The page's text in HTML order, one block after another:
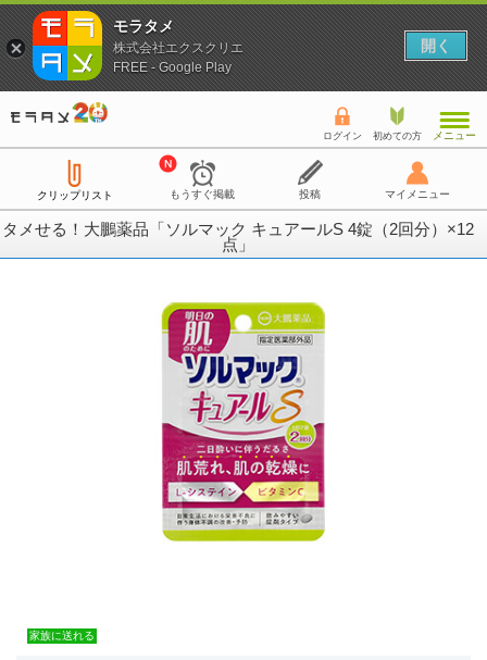
ログイン 初めての方 メニュー
クリップリスト もうすぐ掲載 投稿 マイメニュー
タメせる！大鵬薬品「ソルマック キュアールS 4錠（2回分）×12
点」
家族に送れる
モラタメ
株式会社エクスクリエ
FREE - Google Play
開く